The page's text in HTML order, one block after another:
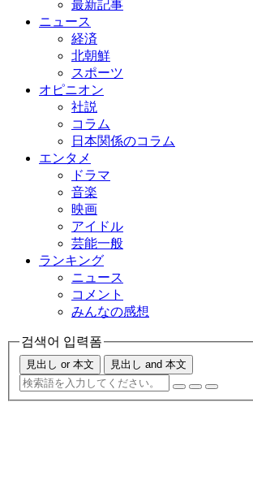
最新記事
ニュース
経済
北朝鮮
スポーツ
オピニオン
社説
コラム
日本関係のコラム
エンタメ
ドラマ
音楽
映画
アイドル
芸能一般
ランキング
ニュース
コメント
みんなの感想
검색어 입력폼
見出し or 本文 見出し and 本文